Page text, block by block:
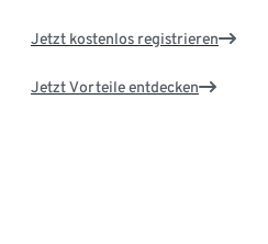
Jetzt kostenlos registrieren
Jetzt Vorteile entdecken